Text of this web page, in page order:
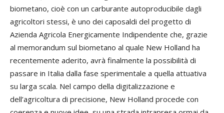
biometano, cioè con un carburante autoproducibile dagli
agricoltori stessi, è uno dei caposaldi del progetto di
Azienda Agricola Energicamente Indipendente che, grazie
al memorandum sul biometano al quale New Holland ha
recentemente aderito, avrà finalmente la possibilità di
passare in Italia dalla fase sperimentale a quella attuativa
su larga scala. Nel campo della digitalizzazione e
dell’agricoltura di precisione, New Holland procede con